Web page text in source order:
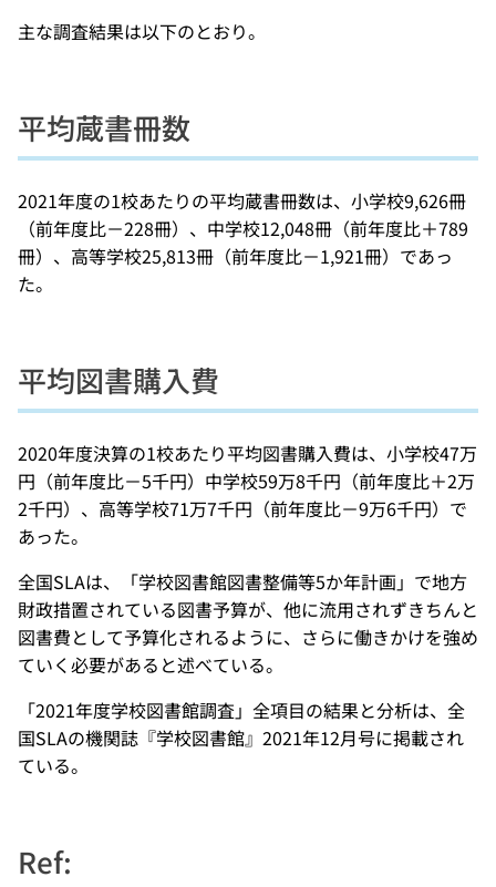
主な調査結果は以下のとおり。
平均蔵書冊数
2021年度の1校あたりの平均蔵書冊数は、小学校9,626冊
（前年度比－228冊）、中学校12,048冊（前年度比＋789
冊）、高等学校25,813冊（前年度比－1,921冊）であっ
た。
平均図書購入費
2020年度決算の1校あたり平均図書購入費は、小学校47万
円（前年度比－5千円）中学校59万8千円（前年度比＋2万
2千円）、高等学校71万7千円（前年度比－9万6千円）で
あった。
全国SLAは、「学校図書館図書整備等5か年計画」で地方
財政措置されている図書予算が、他に流用されずきちんと
図書費として予算化されるように、さらに働きかけを強め
ていく必要があると述べている。
「2021年度学校図書館調査」全項目の結果と分析は、全
国SLAの機関誌『学校図書館』2021年12月号に掲載され
ている。
Ref: